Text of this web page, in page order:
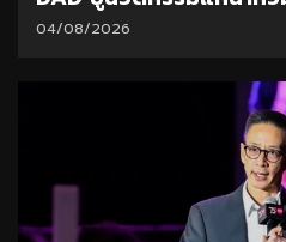
04/08/2026